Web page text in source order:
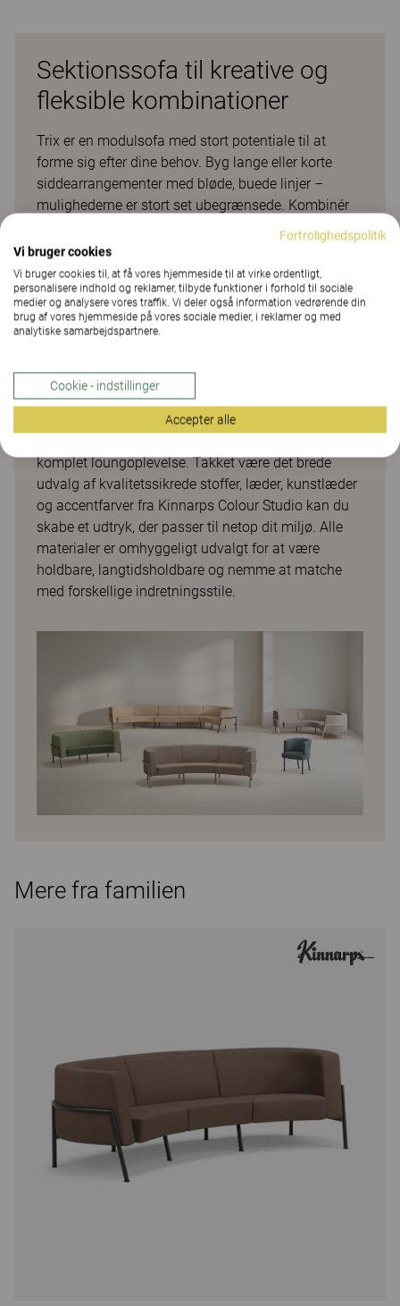
Sektionssofa til kreative og
fleksible kombinationer
Trix er en modulsofa med stort potentiale til at
forme sig efter dine behov. Byg lange eller korte
siddearrangementer med bløde, buede linjer –
mulighederne er stort set ubegrænsede. Kombinér
indad- og udadbuede moduler og afslut med de
afrundede hjørneelementer. Med Trix skaber du
indbydende og omsluttende siddegrupper, der
passer perfekt til gruppearbejde, samtaler og
fællesskab. Den er lige så funktionel til spontane
møder som til afslappende pauser og sociale
holde både æstetisk og kvalitetsmæssigt over tid.
Trix fås også som lænestol i samme formsprog.
Den kan anvendes fritstående, som en del af en
komplet loungoplevelse. Takket være det brede
udvalg af kvalitetssikrede stoffer, læder, kunstlæder
og accentfarver fra Kinnarps Colour Studio kan du
skabe et udtryk, der passer til netop dit miljø. Alle
materialer er omhyggeligt udvalgt for at være
holdbare, langtidsholdbare og nemme at matche
med forskellige indretningsstile.
Mere fra familien
Fortrolighedspolitik
Vi bruger cookies
Vi bruger cookies til, at få vores hjemmeside til at virke ordentligt,
personalisere indhold og reklamer, tilbyde funktioner i forhold til sociale
medier og analysere vores traffik. Vi deler også information vedrørende din
brug af vores hjemmeside på vores sociale medier, i reklamer og med
analytiske samarbejdspartnere.
Cookie - indstillinger
Accepter alle